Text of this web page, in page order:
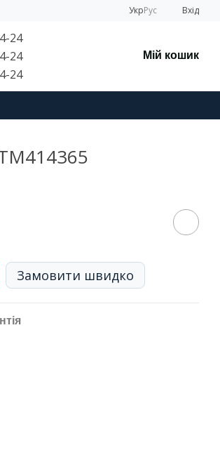
УкрРус Вхід
24
24
24
Мій кошик
Замовити швидко